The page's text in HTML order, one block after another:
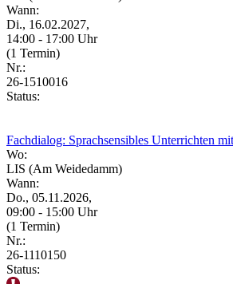
Wann:
Di., 16.02.2027,
14:00 - 17:00 Uhr
(1 Termin)
Nr.:
26-1510016
Status:
Fachdialog: Sprachsensibles Unterrichten
Wo:
LIS (Am Weidedamm)
Wann:
Do., 05.11.2026,
09:00 - 15:00 Uhr
(1 Termin)
Nr.:
26-1110150
Status: